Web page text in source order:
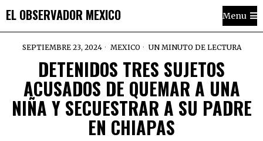
EL OBSERVADOR MEXICO Menu
SEPTIEMBRE 23, 2024 MEXICO UN MINUTO DE LECTURA
DETENIDOS TRES SUJETOS
ACUSADOS DE QUEMAR A UNA
NIÑA Y SECUESTRAR A SU PADRE
EN CHIAPAS